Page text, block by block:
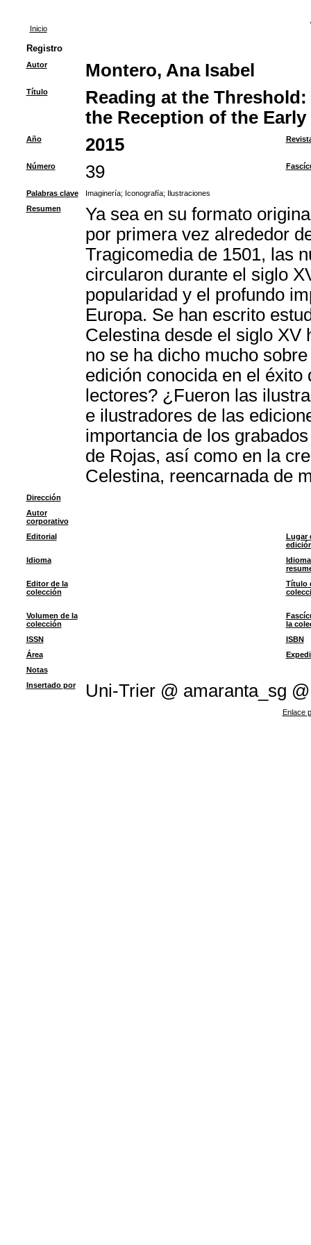
Inicio
Registro
Autor Montero, Ana Isabel
Título
Reading at the
the Reception of the
Año 2015
Número 39
Palabras clave Imaginería; Iconografía; Ilustraciones
Resumen
Ya sea en su formato
por primera vez alrededor
Tragicomedia de 1501, las
circularon durante el siglo
popularidad y el profundo
Europa. Se han escrito
Celestina desde el siglo XV
no se ha dicho mucho
edición conocida en el
lectores? ¿Fueron las
e ilustradores de las
importancia de los
de Rojas, así como en la
Celestina, reencarnada de
Dirección
Autor
corporativo
Editorial
Lugar
Idioma
Editor de la
colección
Título
Volumen de la
colección
la
ISSN
ISBN
Área
Notas
Insertado por
Uni-Trier @ amaranta_sg @
Enlace